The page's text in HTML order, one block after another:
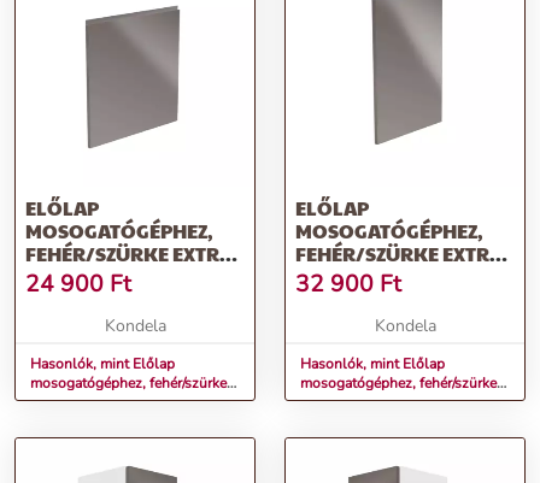
ELŐLAP
MOSOGATÓGÉPHEZ,
FEHÉR/SZÜRKE EXTRA
MAGASFÉNYŰ HG,
59,6X57, AURORA
24 900 Ft
Kondela
Hasonlók, mint Előlap
mosogatógéphez, fehér/szürke
extra magasfényű HG, 59,6x57,
ELŐLAP
MOSOGATÓGÉPHEZ,
FEHÉR/SZÜRKE EXTRA
MAGASFÉNYŰ HG,
59,6X71,3, AURORA
32 900 Ft
Kondela
Hasonlók, mint Előlap
mosogatógéphez, fehér/szürke
extra magasfényű HG,